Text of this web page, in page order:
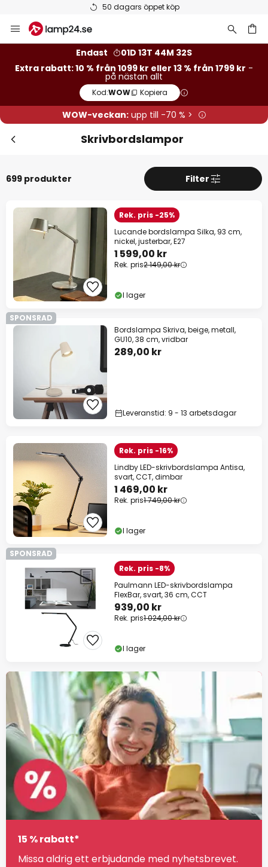
Betygsatt som 'Bra' på Trustpilot
Hoppa
till
Endast
01D 13T 44M 30S
Extra rabatt: 10 % från 1099 kr eller 13 % från 1799 kr -
på nästan allt
Kod:WOW Kopiera
WOW-veckan:upp till -70 % >
Skrivbordslampor
699 produkter Filter
Rek. pris -25%
Lucande bordslampa Silka, 93 cm,
nickel, justerbar, E27
1 599,00 kr
Rek. pris2 149,00 kr
I lager
SPONSRAD
Bordslampa Skriva, beige, metall,
GU10, 38 cm, vridbar
289,00 kr
Leveranstid: 9 - 13 arbetsdagar
Rek. pris -16%
Lindby LED-skrivbordslampa Antisa,
svart, CCT, dimbar
1 469,00 kr
Rek. pris1 749,00 kr
I lager
SPONSRAD
Rek. pris -8%
Paulmann LED-skrivbordslampa
FlexBar, svart, 36 cm, CCT
939,00 kr
Rek. pris1 024,00 kr
I lager
15 % rabatt*
Missa aldrig ett erbjudande med nyhetsbrevet.
Extra rabatt
10 % rabattfrån 1099 kr
på nästan allt*
Kod:
*exkluderade varumärken